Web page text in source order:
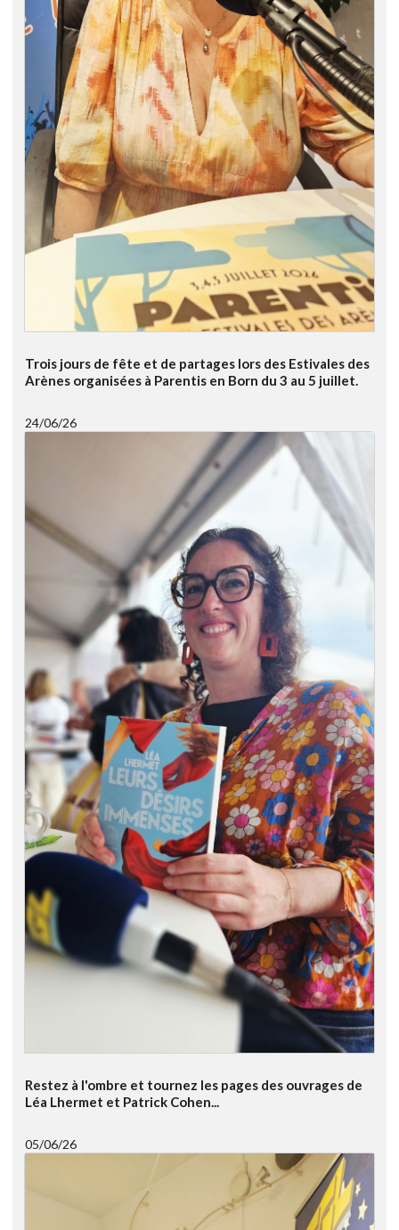
Trois jours de fête et de partages lors des Estivales des
Arènes organisées à Parentis en Born du 3 au 5 juillet.
24/06/26
Restez à l'ombre et tournez les pages des ouvrages de
Léa Lhermet et Patrick Cohen...
05/06/26